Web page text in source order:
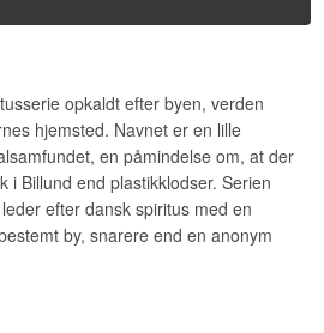
opkaldt efter byen, verden
hjemsted. Navnet er en lille
en påmindelse om, at der
Billund end plastikklodser. Serien
efter dansk spiritus med en
by, snarere end en anonym